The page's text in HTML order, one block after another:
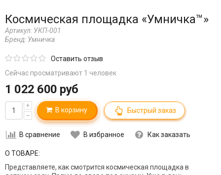
Космическая площадка «Умничка™»
Артикул: УКП-001
Бренд: Умничка
Оставить отзыв
Сейчас просматривают 1 человек
1 022 600 руб
+
–
В корзину Быстрый заказ
В сравнение В избранное Как заказать
О ТОВАРЕ:
Представляете, как смотрится космическая площадка в